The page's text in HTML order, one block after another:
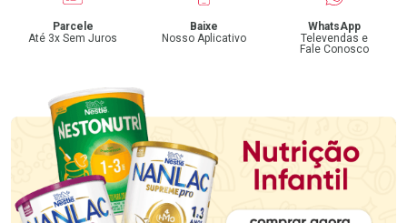
Parcele
Até 3x Sem Juros
Baixe
Nosso Aplicativo
WhatsApp
Televendas e
Fale Conosco